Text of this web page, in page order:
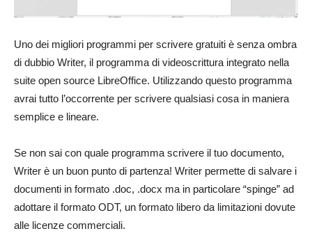
Uno dei migliori programmi per scrivere gratuiti è senza ombra
di dubbio Writer, il programma di videoscrittura integrato nella
suite open source LibreOffice. Utilizzando questo programma
avrai tutto l’occorrente per scrivere qualsiasi cosa in maniera
semplice e lineare.
Se non sai con quale programma scrivere il tuo documento,
Writer è un buon punto di partenza! Writer permette di salvare i
documenti in formato .doc, .docx ma in particolare “spinge” ad
adottare il formato ODT, un formato libero da limitazioni dovute
alle licenze commerciali.